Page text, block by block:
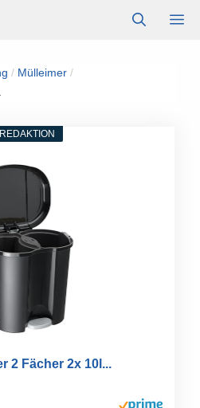
/ Mülleimer /
2 Fächer 2x 10l...